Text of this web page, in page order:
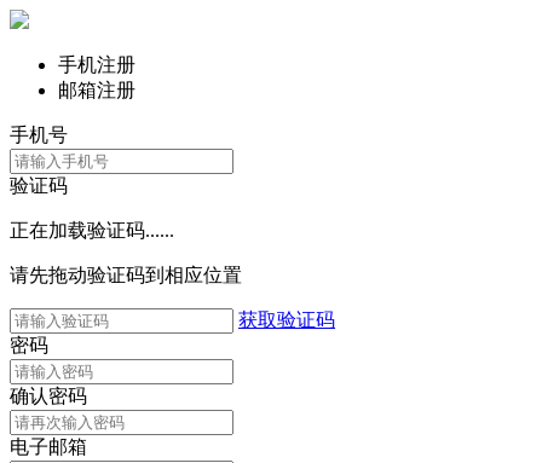
手机注册
邮箱注册
手机号
验证码
正在加载验证码......
请先拖动验证码到相应位置
获取验证码
密码
确认密码
电子邮箱